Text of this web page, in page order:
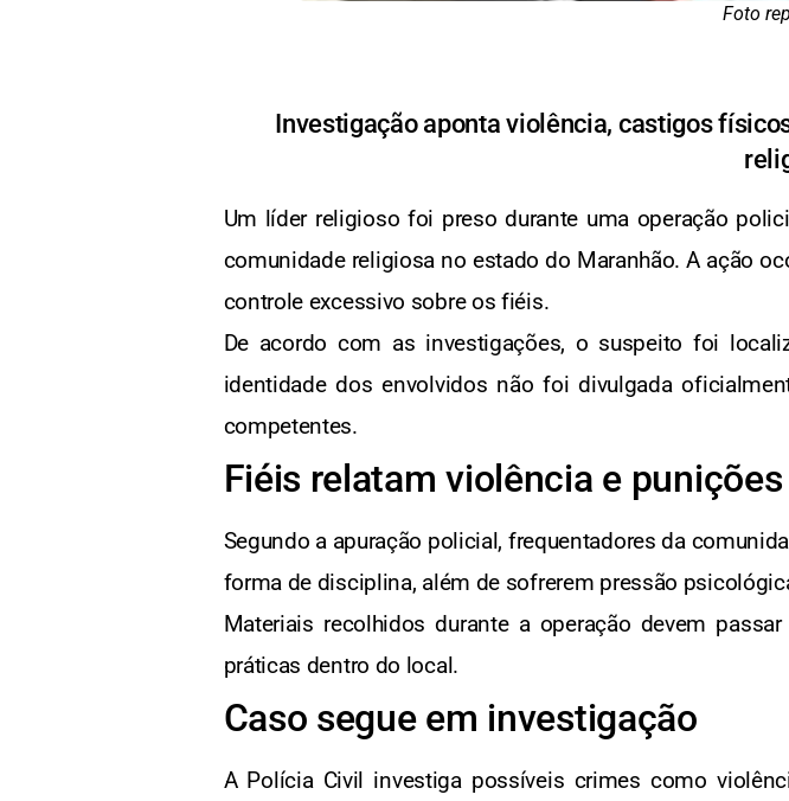
Foto
Investigação aponta violência, castigos
Um líder religioso foi preso durante uma operação
comunidade religiosa no estado do Maranhão. A ação
controle excessivo sobre os fiéis.
De acordo com as investigações, o suspeito foi
identidade dos envolvidos não foi divulgada
competentes.
Fiéis relatam violência e punições
Segundo a apuração policial, frequentadores da
forma de disciplina, além de sofrerem pressão
Materiais recolhidos durante a operação devem
práticas dentro do local.
Caso segue em investigação
A Polícia Civil investiga possíveis crimes como